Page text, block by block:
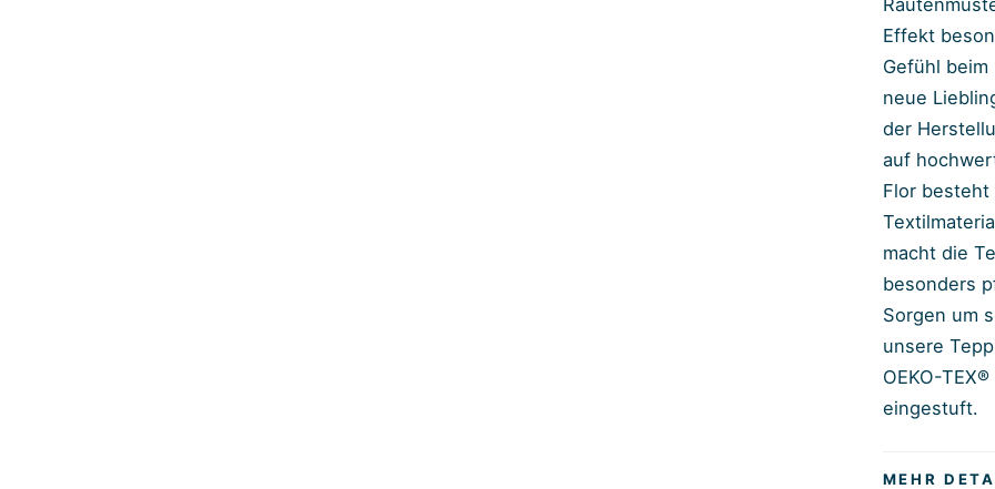
Effekt
Gefühl
neue
der
auf
Flor besteht
macht die
besonders
Sorgen um
unsere
OEKO-
eingestuft.
MEHR